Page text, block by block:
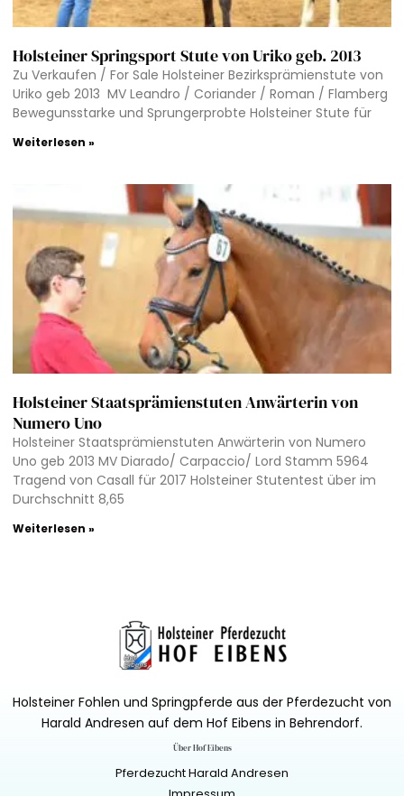
Holsteiner Springsport Stute von Uriko geb. 2013
Zu Verkaufen / For Sale Holsteiner Bezirksprämienstute von
Uriko geb 2013 MV Leandro / Coriander / Roman / Flamberg
Bewegunsstarke und Sprungerprobte Holsteiner Stute für
Weiterlesen »
Holsteiner Staatsprämienstuten Anwärterin von
Numero Uno
Holsteiner Staatsprämienstuten Anwärterin von Numero
Uno geb 2013 MV Diarado/ Carpaccio/ Lord Stamm 5964
Tragend von Casall für 2017 Holsteiner Stutentest über im
Durchschnitt 8,65
Weiterlesen »
Holsteiner Fohlen und Springpferde aus der Pferdezucht von
Harald Andresen auf dem Hof Eibens in Behrendorf.
Über Hof Eibens
Pferdezucht Harald Andresen